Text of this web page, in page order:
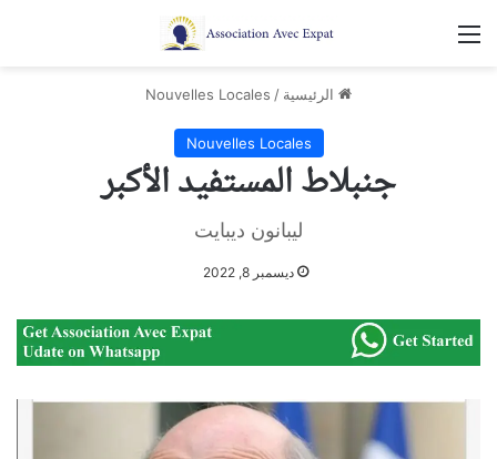
القائمة
الرئيسية /
Nouvelles Locales
Nouvelles Locales
جنبلاط المستفيد الأكبر
ليبانون ديبايت
ديسمبر 8, 2022